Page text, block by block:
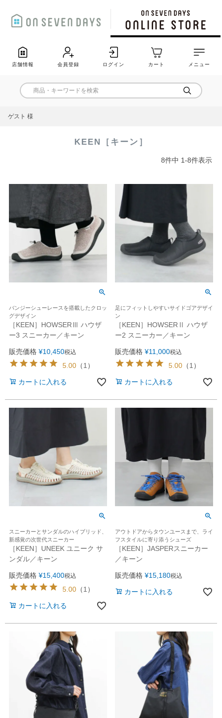
店舗情報 会員登録 ログイン カート メニュー
ゲスト 様
KEEN［キーン］
8件中 1-8件表示
バンジーシューレースを搭載したクロッ
グデザイン
［KEEN］HOWSERⅢ ハウザ
ー3 スニーカー／キーン
販売価格 ¥10,450税込
5.00 （1 ）
カートに入れる
足にフィットしやすいサイドゴアデザイ
ン
［KEEN］HOWSERⅡ ハウザ
ー2 スニーカー／キーン
販売価格 ¥11,000税込
5.00 （1 ）
カートに入れる
スニーカーとサンダルのハイブリッド、
新感覚の次世代スニーカー
［KEEN］UNEEK ユニーク サ
ンダル／キーン
販売価格 ¥15,400税込
5.00 （1 ）
カートに入れる
アウトドアからタウンユースまで、ライ
フスタイルに寄り添うシューズ
［KEEN］JASPERスニーカー
／キーン
販売価格 ¥15,180税込
カートに入れる